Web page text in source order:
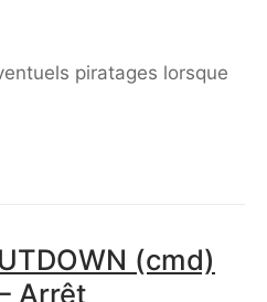
piratages lorsque
(cmd)
Arrêt